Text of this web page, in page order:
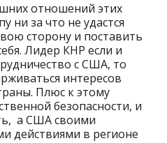
отношений этих
ни за что не удастся
сторону и поставить
Лидер КНР если и
с США, то
интересов
Плюс к этому
безопасности, и
а США своими
действиями в регионе